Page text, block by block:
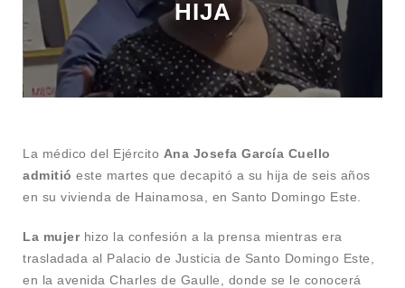
HIJA
La médico del Ejército Ana Josefa García Cuello
admitió este martes que decapitó a su hija de seis años
en su vivienda de Hainamosa, en Santo Domingo Este.
La mujerhizo la confesión a la prensa mientras era
trasladada al Palacio de Justicia de Santo Domingo Este,
en la avenida Charles de Gaulle, donde se le conocerá